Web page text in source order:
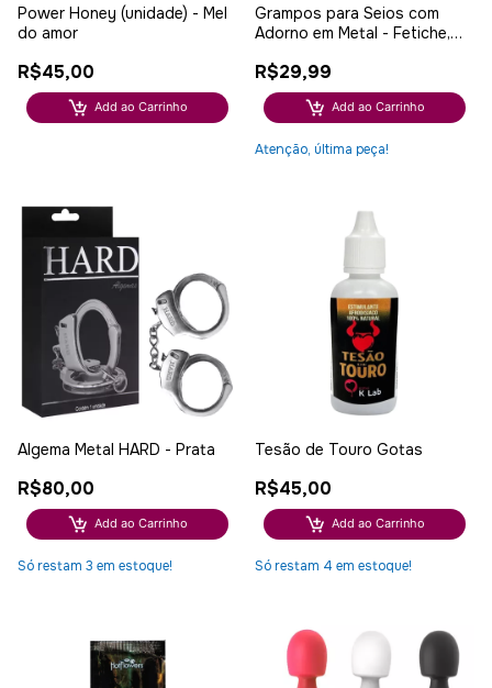
Power Honey (unidade) - Mel
do amor
R$45,00
Add ao Carrinho
Grampos para Seios com
Adorno em Metal - Fetiche,
R$29,99
Add ao Carrinho
Atenção, última peça!
Algema Metal HARD - Prata
R$80,00
Add ao Carrinho
Só restam 3 em estoque!
Tesão de Touro Gotas
R$45,00
Add ao Carrinho
Só restam 4 em estoque!